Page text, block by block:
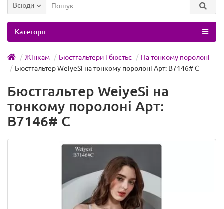
Всюди
Категорії
Жінкам Бюстгальтери і бюстьє
На тонкому поролоні
Бюстгальтер WeiyeSi на тонкому поролоні Арт: B7146# C
Бюстгальтер WeiyeSi на
тонкому поролоні Арт:
B7146# C